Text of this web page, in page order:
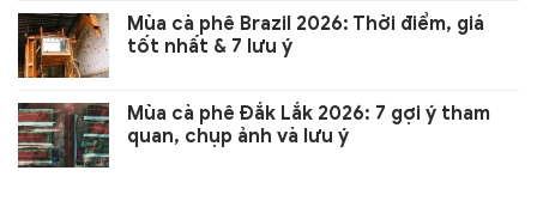
Mùa cà phê Brazil 2026: Thời điểm, giá
tốt nhất & 7 lưu ý
Mùa cà phê Đắk Lắk 2026: 7 gợi ý tham
quan, chụp ảnh và lưu ý